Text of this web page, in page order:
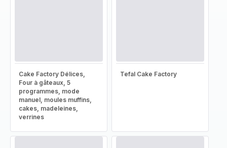
Cake Factory Délices,
Four à gâteaux, 5
programmes, mode
manuel, moules muffins,
cakes, madeleines,
verrines
Tefal Cake Factory